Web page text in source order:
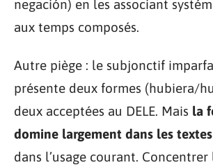
negación) en les associant
aux temps composés.
Autre piège : le subjonctif
présente deux formes (hubiera/
deux acceptées au DELE. Mais la
domine largement dans les textes
dans l’usage courant.